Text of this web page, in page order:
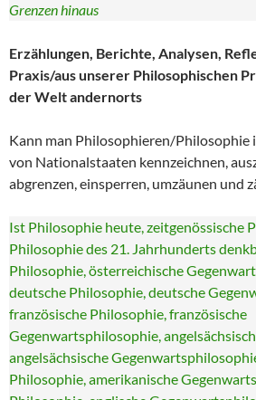
Grenzen hinaus
Erzählungen, Berichte, Analysen,
Praxis/aus unserer Philosophischen
der Welt andernorts
Kann man Philosophieren/Philosophie
von Nationalstaaten kennzeichnen,
abgrenzen, einsperren, umzäunen und
Ist Philosophie heute, zeitgenössische
Philosophie des 21. Jahrhunderts
Philosophie, österreichische
deutsche Philosophie, deutsche
französische Philosophie, französische
Gegenwartsphilosophie,
angelsächsische
Philosophie, amerikanische